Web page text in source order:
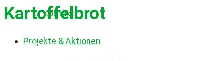
Projekte & Aktionen
Kontakt
Kartoffelbrot
Aus dem Ofen